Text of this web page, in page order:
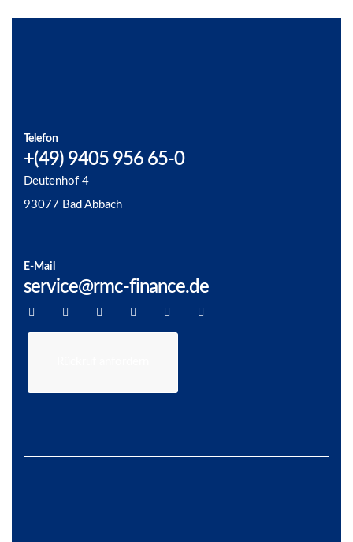
Telefon
+(49) 9405 956 65-0
Deutenhof 4
93077 Bad Abbach
E-Mail
service@rmc-finance.de